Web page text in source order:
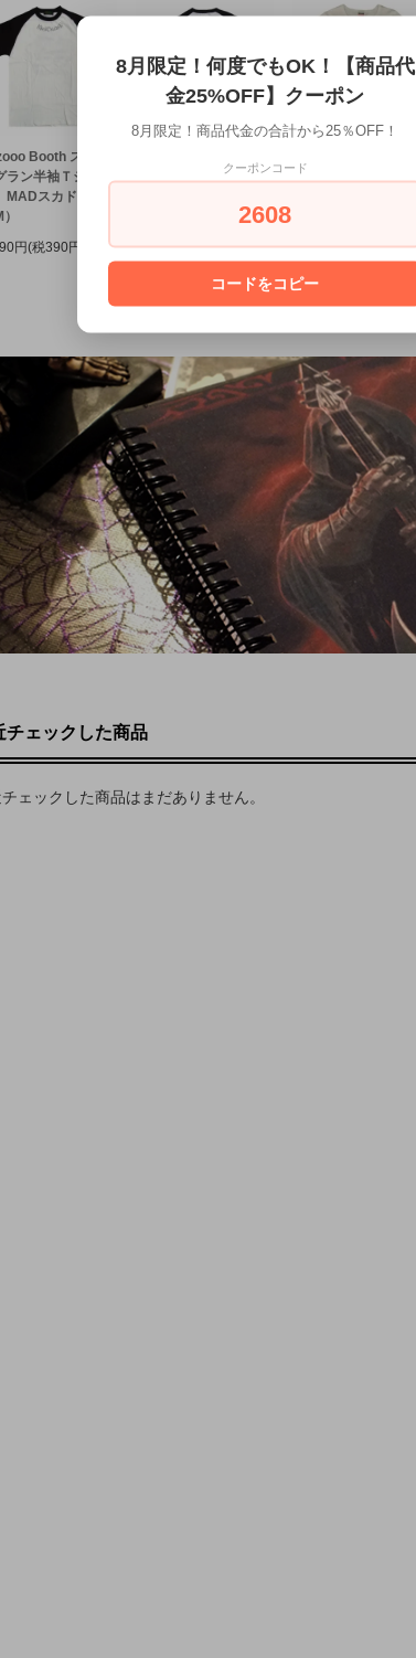
Booth スカル
ラン半袖Ｔシャ
スカドッグ
）
円(税390円)
ラグラン半袖Tシャ
4,290円(税390円)
ャツ WH/BK
チェックした商品
ェックした商品はまだありません。
8月限定！何度でもOK！【商品代
金25%OFF】クーポン
8月限定！商品代金の合計から25％OFF！
クーポンコード
2608
コードをコピー